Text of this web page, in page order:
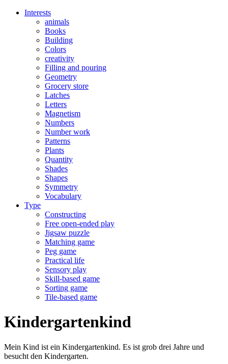
Interests
animals
Books
Building
Colors
creativity
Filling and pouring
Geometry
Grocery store
Latches
Letters
Magnetism
Numbers
Number work
Patterns
Plants
Quantity
Shades
Shapes
Symmetry
Vocabulary
Type
Constructing
Free open-ended play
Jigsaw puzzle
Matching game
Peg game
Practical life
Sensory play
Skill-based game
Sorting game
Tile-based game
Kindergartenkind
Mein Kind ist ein Kindergartenkind. Es ist grob drei Jahre und
besucht den Kindergarten.